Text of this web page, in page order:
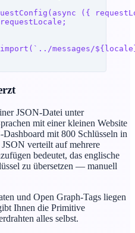
( async ({
requestLocale ;
import ( `../messages/${locale
JSON-Datei unter
mit einer kleinen Website
mit 800 Schlüsseln in
verteilt auf mehrere
bedeutet, das englische
zu übersetzen — manuell
und Open Graph-Tags liegen
Ihnen die Primitive
alles selbst.